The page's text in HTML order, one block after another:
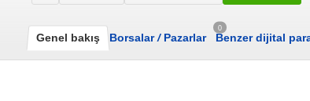
Genel bakış Borsalar/Pazarlar
0
Benzer dijital